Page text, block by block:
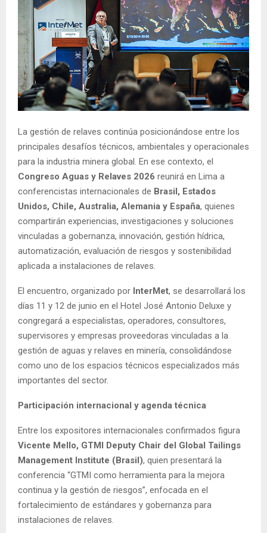
La gestión de relaves continúa posicionándose entre los
principales desafíos técnicos, ambientales y operacionales
para la industria minera global. En ese contexto, el
Congreso Aguas y Relaves 2026 reunirá en Lima a
conferencistas internacionales de Brasil, Estados
Unidos, Chile, Australia, Alemania y España, quienes
compartirán experiencias, investigaciones y soluciones
vinculadas a gobernanza, innovación, gestión hídrica,
automatización, evaluación de riesgos y sostenibilidad
aplicada a instalaciones de relaves.
El encuentro, organizado por InterMet, se desarrollará los
días 11 y 12 de junio en el Hotel José Antonio Deluxe y
congregará a especialistas, operadores, consultores,
supervisores y empresas proveedoras vinculadas a la
gestión de aguas y relaves en minería, consolidándose
como uno de los espacios técnicos especializados más
importantes del sector.
Participación internacional y agenda técnica
Entre los expositores internacionales confirmados figura
Vicente Mello, GTMI Deputy Chair del Global Tailings
Management Institute (Brasil), quien presentará la
conferencia “GTMI como herramienta para la mejora
continua y la gestión de riesgos”, enfocada en el
fortalecimiento de estándares y gobernanza para
instalaciones de relaves.